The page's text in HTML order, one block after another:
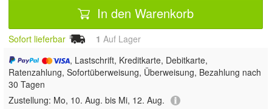
In den Warenkorb
Sofort lieferbar 1 Auf Lager
, Lastschrift, Kreditkarte, Debitkarte,
Ratenzahlung, Sofortüberweisung, Überweisung, Bezahlung nach
30 Tagen
Zustellung: Mo, 10. Aug. bis Mi, 12. Aug.